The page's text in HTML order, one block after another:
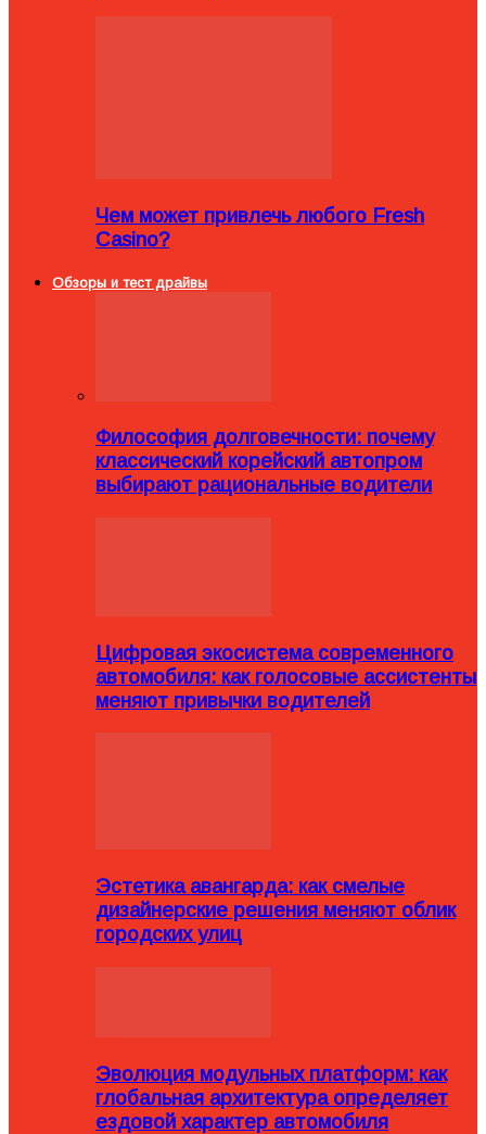
Чем может привлечь любого Fresh
Casino?
Обзоры и тест драйвы
Философия долговечности: почему
классический корейский автопром
выбирают рациональные водители
Цифровая экосистема современного
автомобиля: как голосовые ассистенты
меняют привычки водителей
Эстетика авангарда: как смелые
дизайнерские решения меняют облик
городских улиц
Эволюция модульных платформ: как
глобальная архитектура определяет
ездовой характер автомобиля